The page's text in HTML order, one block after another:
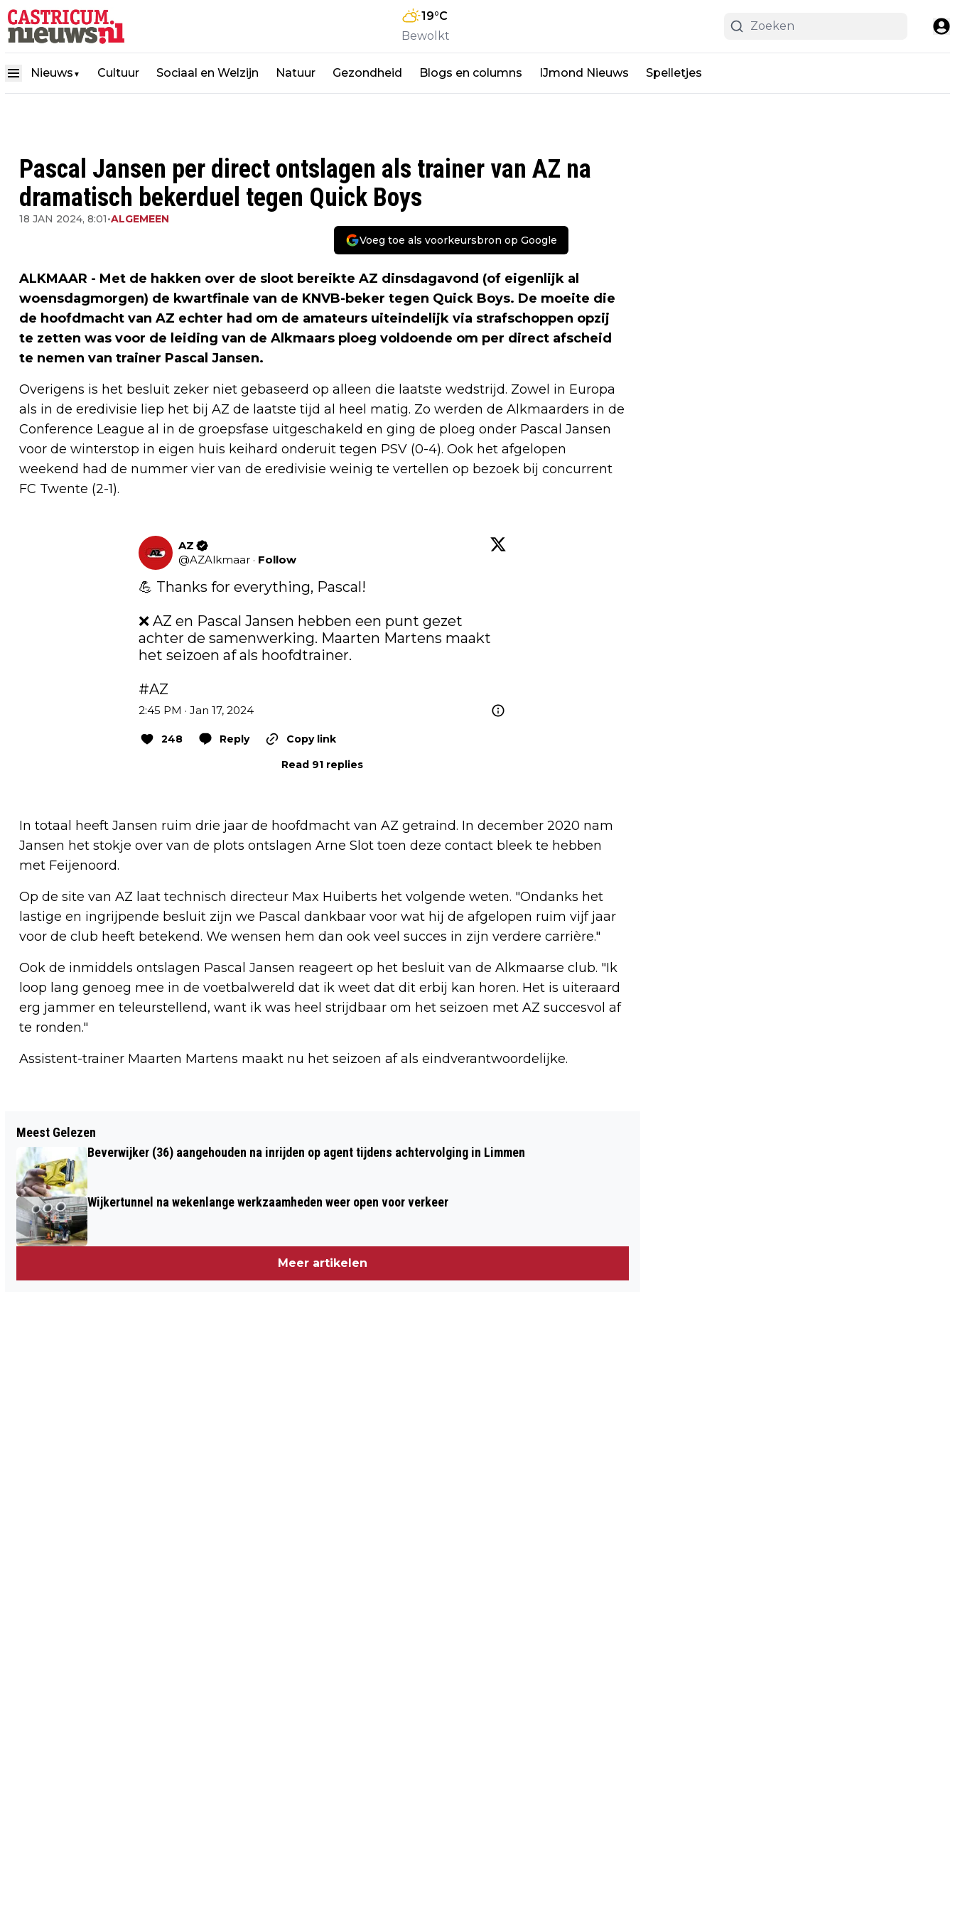
19°C
Bewolkt
Nieuws ▼ Cultuur Sociaal en Welzijn Natuur Gezondheid Blogs en columns IJmond Nieuws Spelletjes
Pascal Jansen per direct ontslagen als trainer van AZ na
dramatisch bekerduel tegen Quick Boys
18 JAN 2024, 8:01•ALGEMEEN
Voeg toe als voorkeursbron op Google
ALKMAAR - Met de hakken over de sloot bereikte AZ dinsdagavond (of eigenlijk al
woensdagmorgen) de kwartfinale van de KNVB-beker tegen Quick Boys. De moeite die
de hoofdmacht van AZ echter had om de amateurs uiteindelijk via strafschoppen opzij
te zetten was voor de leiding van de Alkmaars ploeg voldoende om per direct afscheid
te nemen van trainer Pascal Jansen.
Overigens is het besluit zeker niet gebaseerd op alleen die laatste wedstrijd. Zowel in Europa
als in de eredivisie liep het bij AZ de laatste tijd al heel matig. Zo werden de Alkmaarders in de
Conference League al in de groepsfase uitgeschakeld en ging de ploeg onder Pascal Jansen
voor de winterstop in eigen huis keihard onderuit tegen PSV (0-4). Ook het afgelopen
weekend had de nummer vier van de eredivisie weinig te vertellen op bezoek bij concurrent
FC Twente (2-1).
AZ
@AZAlkmaar · Follow
💪 Thanks for everything, Pascal!
❌ AZ en Pascal Jansen hebben een punt gezet
achter de samenwerking. Maarten Martens maakt
het seizoen af als hoofdtrainer.
#AZ
2:45 PM · Jan 17, 2024
248 Reply
Copy link
Read 91 replies
In totaal heeft Jansen ruim drie jaar de hoofdmacht van AZ getraind. In december 2020 nam
Jansen het stokje over van de plots ontslagen Arne Slot toen deze contact bleek te hebben
met Feijenoord.
Op de site van AZ laat technisch directeur Max Huiberts het volgende weten. "Ondanks het
lastige en ingrijpende besluit zijn we Pascal dankbaar voor wat hij de afgelopen ruim vijf jaar
voor de club heeft betekend. We wensen hem dan ook veel succes in zijn verdere carrière."
Ook de inmiddels ontslagen Pascal Jansen reageert op het besluit van de Alkmaarse club. "Ik
loop lang genoeg mee in de voetbalwereld dat ik weet dat dit erbij kan horen. Het is uiteraard
erg jammer en teleurstellend, want ik was heel strijdbaar om het seizoen met AZ succesvol af
te ronden."
Assistent-trainer Maarten Martens maakt nu het seizoen af als eindverantwoordelijke.
SCHAAK-GROOTMEESTERS
VOETBALLEN BIJ TELSTAR EN JEUGD
UIT DE REGIO SPEELT
SCHAAKSIMULTAAN
TATA STEEL CHESS DOOR REMISE MET
Meest Gelezen
Beverwijker (36) aangehouden na inrijden op agent tijdens achtervolging in Limmen
Wijkertunnel na wekenlange werkzaamheden weer open voor verkeer
Meer artikelen